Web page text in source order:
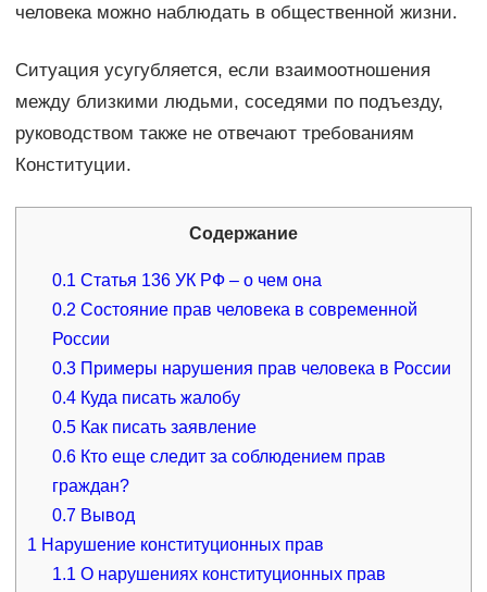
человека можно наблюдать в общественной жизни.
Ситуация усугубляется, если взаимоотношения
между близкими людьми, соседями по подъезду,
руководством также не отвечают требованиям
Конституции.
Содержание
0.1 Статья 136 УК РФ – о чем она
0.2 Состояние прав человека в современной
России
0.3 Примеры нарушения прав человека в России
0.4 Куда писать жалобу
0.5 Как писать заявление
0.6 Кто еще следит за соблюдением прав
граждан?
0.7 Вывод
1 Нарушение конституционных прав
1.1 О нарушениях конституционных прав